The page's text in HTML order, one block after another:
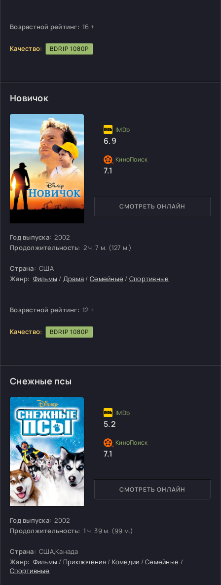
Возрастной рейтинг: 16 +
Качество: BDRIP 1080P
Новичок
Год выпуска: 2002
Продолжительность: 2 ч. 7 м. (127 м.)
Страна: США
Жанр: Фильмы / Драма /Семейные / Спортивные
Возрастной рейтинг: 12 +
Качество: BDRIP 1080P
СМОТРЕТЬ ОНЛАЙН
6.9
7.1
Снежные псы
Год выпуска: 2002
Продолжительность: 1 ч. 39 м. (99 м.)
Страна: США,Канада
Жанр: Фильмы / Приключения/ Комедии /Семейные /
Спортивные
СМОТРЕТЬ ОНЛАЙН
5.2
7.1